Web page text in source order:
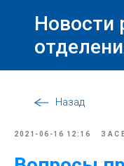
Новости
Назад
2021-06-16 12:16